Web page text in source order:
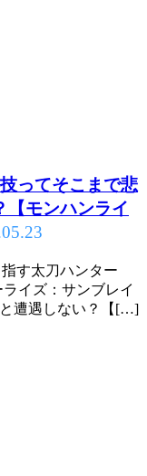
ってそこまで悲
【モンハンライ
指す太刀ハンター
イズ：サンブレイ
遭遇しない？【[…]